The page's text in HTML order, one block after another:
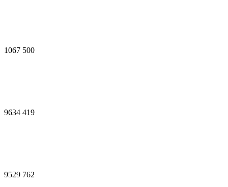
1067 500
9634 419
9529 762